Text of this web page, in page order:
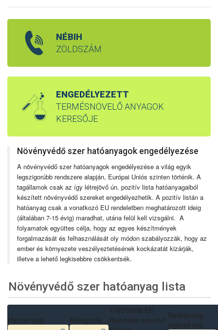
NÉBIH
ZÖLDSZÁM
ENGEDÉLYEZETT
TERMÉSNÖVELŐ ANYAGOK
KERESŐJE
Növényvédő szer hatóanyagok engedélyezése
A növényvédő szer hatóanyagok engedélyezése a világ egyik
legszigorúbb rendszere alapján, Európai Uniós szinten történik. A
tagállamok csak az így létrejövő ún. pozitív lista hatóanyagaiból
készített növényvédő szereket engedélyezhetik. A pozitív listán a
hatóanyag csak a vonatkozó EU rendeletben meghatározott ideig
(általában 7-15 évig) maradhat, utána felül kell vizsgálni. A
folyamatok együttes célja, hogy az egyes készítmények
forgalmazását és felhasználását oly módon szabályozzák, hogy az
ember és környezete veszélyeztetésének kockázatát kizárják,
illetve a lehető legkisebbre csökkentsék.
Növényvédő szer hatóanyag lista